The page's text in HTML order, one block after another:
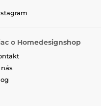
o Homedesignshop